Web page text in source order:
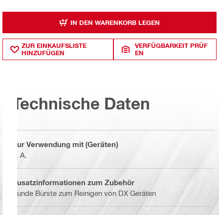
IN DEN WARENKORB LEGEN
ZUR EINKAUFSLISTE
HINZUFÜGEN
VERFÜGBARKEIT PRÜF
EN
Technische Daten
Zur Verwendung mit (Geräten)
k. A.
Zusatzinformationen zum Zubehör
Runde Bürste zum Reinigen von DX Geräten